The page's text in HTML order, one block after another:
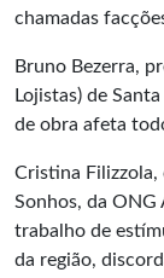
chamadas
Bruno Bezerra,
Lojistas) de
de obra afeta
Cristina Filizzola,
Sonhos, da ONG
trabalho de
da região,